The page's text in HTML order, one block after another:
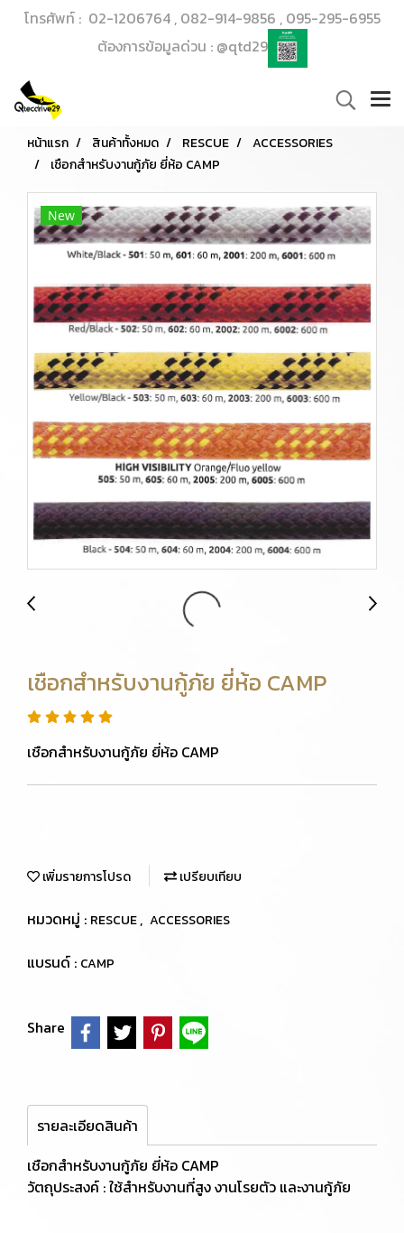
โทรศัพท์ : 02-1206764 , 082-914-9856 , 095-295-6955
ต้องการข้อมูลด่วน : @qtd29
หน้าแรก สินค้าทั้งหมด RESCUE
ACCESSORIES
เชือกสำหรับงานกู้ภัย ยี่ห้อ CAMP
New
เชือกสำหรับงานกู้ภัย ยี่ห้อ CAMP
เชือกสำหรับงานกู้ภัย ยี่ห้อ CAMP
เพิ่มรายการโปรด เปรียบเทียบ
หมวดหมู่ : RESCUE, ACCESSORIES
แบรนด์ : CAMP
Share
รายละเอียดสินค้า
เชือกสำหรับงานกู้ภัย ยี่ห้อ CAMP
วัตถุประสงค์ : ใช้สำหรับงานที่สูง งานโรยตัว และงานกู้ภัย